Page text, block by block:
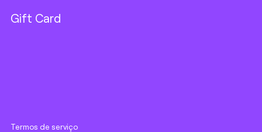
Gift Card
Termos de serviço